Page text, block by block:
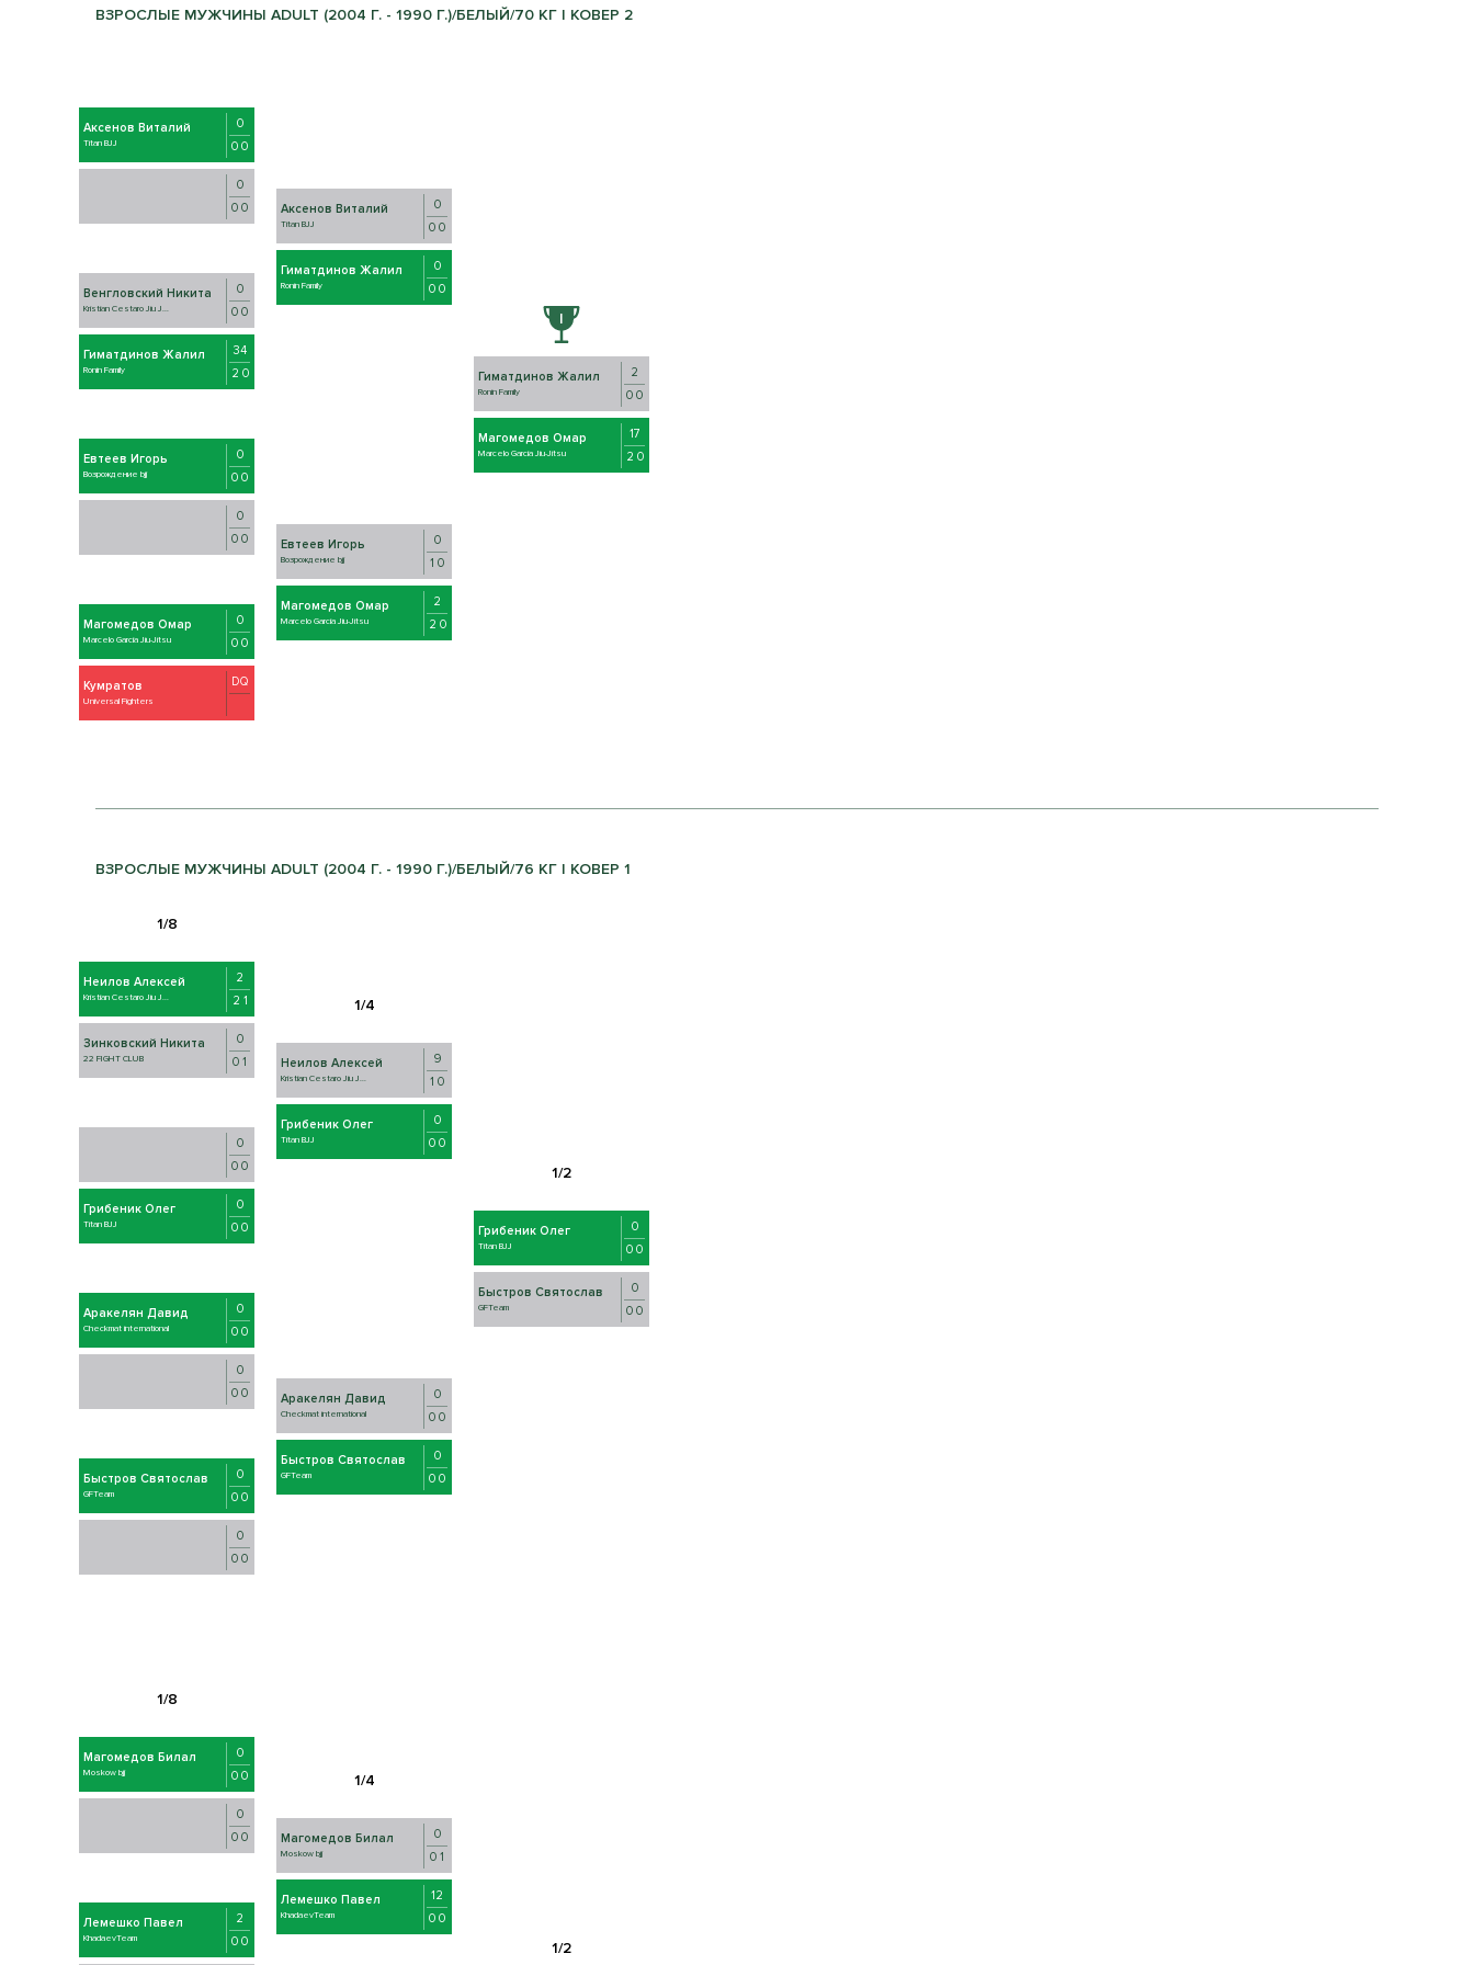
ВЗРОСЛЫЕ МУЖЧИНЫ ADULT (2004 Г. - 1990 Г.)/БЕЛЫЙ/70 КГ | КОВЕР 2
Аксенов Виталий
Titan BJJ
0
0 0
0
0 0
Венгловский Никита
Kristian Cestaro Jiu J...
0
0 0
Гиматдинов Жалил
Ronin Family
34
2 0
Евтеев Игорь
Возрождение bjj
0
0 0
0
0 0
Магомедов Омар
Marcelo Garcia Jiu-Jitsu
0
0 0
Кумратов
Universal Fighters
DQ
Аксенов Виталий
Titan BJJ
0
0 0
Гиматдинов Жалил
Ronin Family
0
0 0
Евтеев Игорь
Возрождение bjj
0
1 0
Магомедов Омар
Marcelo Garcia Jiu-Jitsu
2
2 0
Гиматдинов Жалил
Ronin Family
2
0 0
Магомедов Омар
Marcelo Garcia Jiu-Jitsu
17
2 0
ВЗРОСЛЫЕ МУЖЧИНЫ ADULT (2004 Г. - 1990 Г.)/БЕЛЫЙ/76 КГ | КОВЕР 1
Неилов Алексей
Kristian Cestaro Jiu J...
2
2 1
Зинковский Никита
22 FIGHT CLUB
0
0 1
0
0 0
Грибеник Олег
Titan BJJ
0
0 0
Аракелян Давид
Checkmat international
0
0 0
0
0 0
Быстров Святослав
GFTeam
0
0 0
0
0 0
Неилов Алексей
Kristian Cestaro Jiu J...
9
1 0
Грибеник Олег
Titan BJJ
0
0 0
Аракелян Давид
Checkmat international
0
0 0
Быстров Святослав
GFTeam
0
0 0
Грибеник Олег
Titan BJJ
0
0 0
Быстров Святослав
GFTeam
0
0 0
Магомедов Билал
Moskow bjj
0
0 0
0
0 0
Лемешко Павел
KhadaevTeam
2
0 0
Магомедов Билал
Moskow bjj
0
0 1
Лемешко Павел
KhadaevTeam
12
0 0